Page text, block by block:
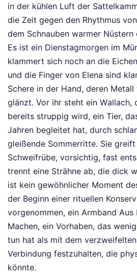
in der kühlen Luft der
die Zeit gegen den Rhythmus
dem Schnauben warmer
Es ist ein Dienstagmorgen im
klammert sich noch an die
und die Finger von Elena sind
Schere in der Hand, deren
glänzt. Vor ihr steht ein Wallach,
bereits struppig wird, ein Tier,
Jahren begleitet hat, durch
gleißende Sommerritte. Sie
Schweifrübe, vorsichtig, fast
trennt eine Strähne ab, die dick
ist kein gewöhnlicher Moment
der Beginn einer rituellen
vorgenommen, ein Armband Aus
Machen, ein Vorhaben, das
tun hat als mit dem
Verbindung festzuhalten, die
könnte.